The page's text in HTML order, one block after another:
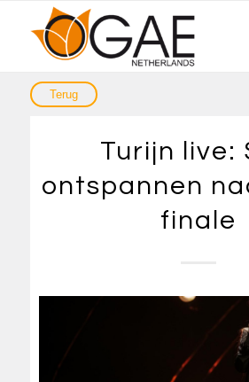
Turijn live:
ontspannen
finale